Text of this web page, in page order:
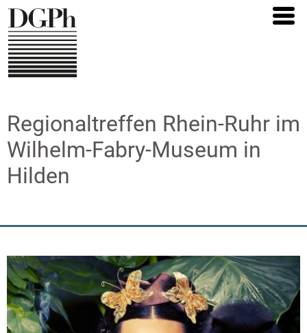
Direkt
zum
Inhalt
Regionaltreffen Rhein-Ruhr im
Wilhelm-Fabry-Museum in
Hilden